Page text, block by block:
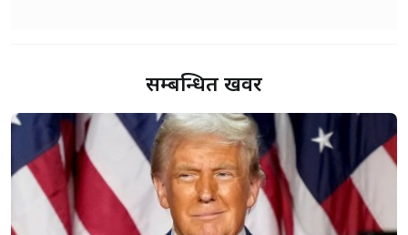
सम्बन्धित खवर